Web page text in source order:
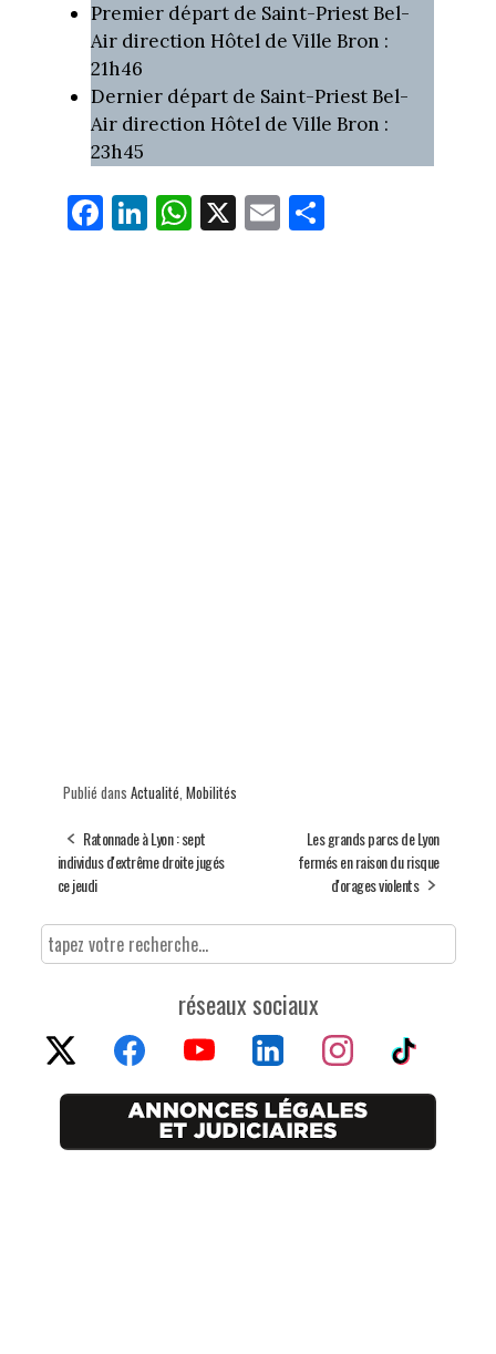
Premier départ de Saint-Priest Bel-
Air direction Hôtel de Ville Bron :
21h46
Dernier départ de Saint-Priest Bel-
Air direction Hôtel de Ville Bron :
23h45
Fa
ce
Li
nk
W
ha
X E
m
Pa
Publié dans Actualité, Mobilités
Ratonnade à Lyon : sept
individus d'extrême droite jugés
ce jeudi
Les grands parcs de Lyon
fermés en raison du risque
d'orages violents
réseaux sociaux